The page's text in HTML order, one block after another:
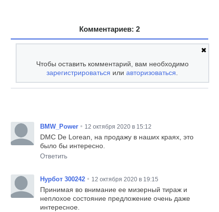
Комментариев: 2
✖
Чтобы оставить комментарий, вам необходимо
зарегистрироваться илиавторизоваться.
BMW_Power • 12 октября 2020 в 15:12
DMC De Lorean, на продажу в наших краях, это
было бы интересно.
Ответить
Нурбот 300242 • 12 октября 2020 в 19:15
Принимая во внимание ее мизерный тираж и
неплохое состояние предложение очень даже
интересное.